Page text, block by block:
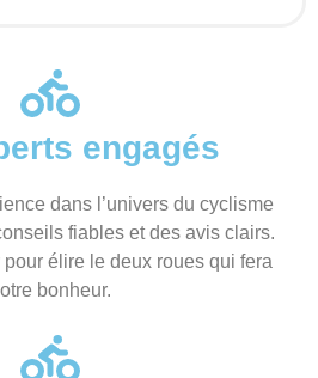
engagés
dans l’univers du cyclisme
fiables et des avis clairs.
élire le deux roues qui fera
bonheur.